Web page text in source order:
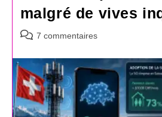
malgré de vives
Commentaires
la
publication :
7 commentaires